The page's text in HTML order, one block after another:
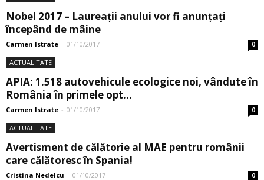
Nobel 2017 – Laureații anului vor fi anunțați
începând de mâine
Carmen Istrate - 01/10/2017 0
ACTUALITATE
APIA: 1.518 autovehicule ecologice noi, vândute în
România în primele opt...
Carmen Istrate - 01/10/2017 0
ACTUALITATE
Avertisment de călătorie al MAE pentru românii
care călătoresc în Spania!
Cristina Nedelcu - 01/10/2017 0